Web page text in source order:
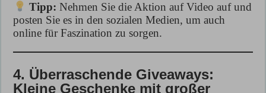
Tipp: Nehmen Sie die Aktion auf Video auf und
posten Sie es in den sozialen Medien, um auch
online für Faszination zu sorgen.
4. Überraschende Giveaways:
Kleine Geschenke mit großer